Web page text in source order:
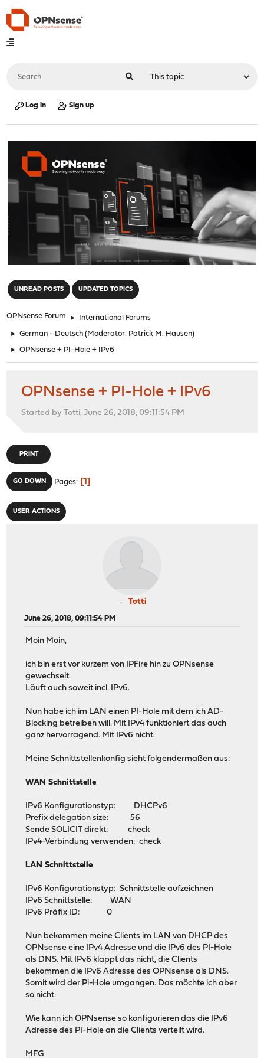
Log in Sign up
UNREAD POSTS UPDATED TOPICS
OPNsense Forum ► International Forums
► German - Deutsch (Moderator: Patrick M. Hausen)
► OPNsense + PI-Hole + IPv6
OPNsense + PI-Hole + IPv6
Started by Totti, June 26, 2018, 09:11:54 PM
PRINT
GO DOWN Pages 1
USER ACTIONS
Totti
June 26, 2018, 09:11:54 PM
Moin Moin,
ich bin erst vor kurzem von IPFire hin zu OPNsense
gewechselt.
Läuft auch soweit incl. IPv6.
Nun habe ich im LAN einen PI-Hole mit dem ich AD-
Blocking betreiben will. Mit IPv4 funktioniert das auch
ganz hervorragend. Mit IPv6 nicht.
Meine Schnittstellenkonfig sieht folgendermaßen aus:
WAN Schnittstelle
IPv6 Konfigurationstyp: DHCPv6
Prefix delegation size: 56
Sende SOLICIT direkt: check
IPv4-Verbindung verwenden: check
LAN Schnittstelle
IPv6 Konfigurationstyp: Schnittstelle aufzeichnen
IPv6 Schnittstelle: WAN
IPv6 Präfix ID: 0
Nun bekommen meine Clients im LAN von DHCP des
OPNsense eine IPv4 Adresse und die IPv6 des PI-Hole
als DNS. Mit IPv6 klappt das nicht, die Clients
bekommen die IPv6 Adresse des OPNsense als DNS.
Somit wird der Pi-Hole umgangen. Das möchte ich aber
so nicht.
Wie kann ich OPNsense so konfigurieren das die IPv6
Adresse des PI-Hole an die Clients verteilt wird.
MFG